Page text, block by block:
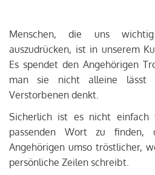
Menschen, die uns
auszudrücken, ist in unserem
Es spendet den Angehörigen
man sie nicht alleine
Verstorbenen denkt.
Sicherlich ist es nicht einfach
passenden Wort zu
Angehörigen umso tröstlicher,
persönliche Zeilen schreibt.